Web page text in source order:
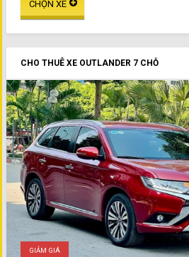
CHO THUÊ XE OUTLANDER 7 CHỖ
GIẢM GIÁ